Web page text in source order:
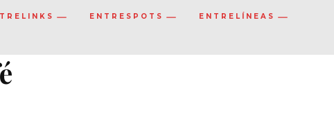
ENTRESPOTS ENTRELÍNEAS